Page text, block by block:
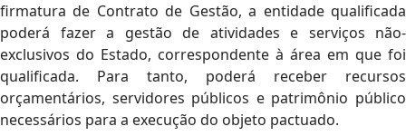
firmatura de Contrato de Gestão, a entidade qualificada
poderá fazer a gestão de atividades e serviços não-
exclusivos do Estado, correspondente à área em que foi
qualificada. Para tanto, poderá receber recursos
orçamentários, servidores públicos e patrimônio público
necessários para a execução do objeto pactuado.